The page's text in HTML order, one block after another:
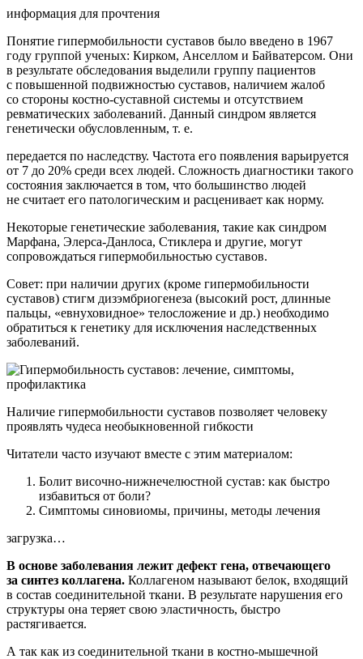
информация для прочтения
Понятие гипермобильности суставов было введено в 1967
году группой ученых: Кирком, Анселлом и Байватерсом. Они
в результате обследования выделили группу пациентов
с повышенной подвижностью суставов, наличием жалоб
со стороны костно-суставной системы и отсутствием
ревматических заболеваний. Данный синдром является
генетически обусловленным, т. е.
передается по наследству. Частота его появления варьируется
от 7 до 20% среди всех людей. Сложность диагностики такого
состояния заключается в том, что большинство людей
не считает его патологическим и расценивает как норму.
Некоторые генетические заболевания, такие как синдром
Марфана, Элерса-Данлоса, Стиклера и другие, могут
сопровождаться гипермобильностью суставов.
Совет: при наличии других (кроме гипермобильности
суставов) стигм дизэмбриогенеза (высокий рост, длинные
пальцы, «евнуховидное» телосложение и др.) необходимо
обратиться к генетику для исключения наследственных
заболеваний.
Наличие гипермобильности суставов позволяет человеку
проявлять чудеса необыкновенной гибкости
Читатели часто изучают вместе с этим материалом:
Болит височно-нижнечелюстной сустав: как быстро
избавиться от боли?
Симптомы синовиомы, причины, методы лечения
загрузка…
В основе заболевания лежит дефект гена, отвечающего
за синтез коллагена. Коллагеном называют белок, входящий
в состав соединительной ткани. В результате нарушения его
структуры она теряет свою эластичность, быстро
растягивается.
А так как из соединительной ткани в костно-мышечной